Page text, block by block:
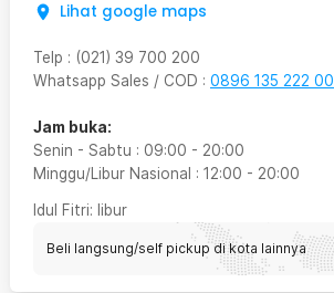
Lihat google maps
Telp : (021) 39 700 200
Whatsapp Sales / COD : 0896 135 222 00
Jam buka:
Senin - Sabtu : 09:00 - 20:00
Minggu/Libur Nasional : 12:00 - 20:00
Idul Fitri: libur
Beli langsung/self pickup di kota lainnya